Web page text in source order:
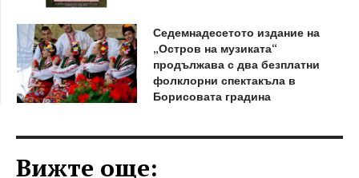
Седемнадесетото издание на
„Остров на музиката“
продължава с два безплатни
фолклорни спектакъла в
Борисовата градина
Вижте още: